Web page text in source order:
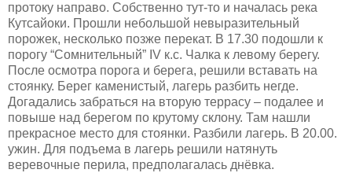
протоку направо. Собственно тут-то и началась река
Кутсайоки. Прошли небольшой невыразительный
порожек, несколько позже перекат. В 17.30 подошли к
порогу “Сомнительный” IV к.с. Чалка к левому берегу.
После осмотра порога и берега, решили вставать на
стоянку. Берег каменистый, лагерь разбить негде.
Догадались забраться на вторую террасу – подалее и
повыше над берегом по крутому склону. Там нашли
прекрасное место для стоянки. Разбили лагерь. В 20.00.
ужин. Для подъема в лагерь решили натянуть
веревочные перила, предполагалась днёвка.